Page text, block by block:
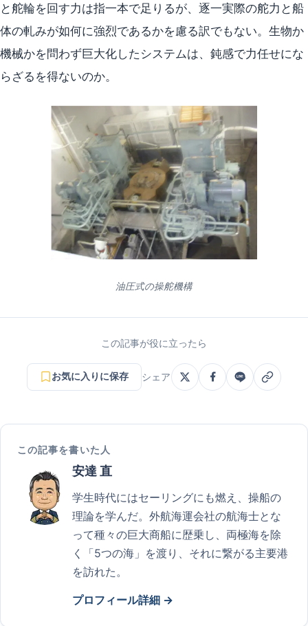
と舵輪を回す力は指一本で足りるが、逐一実際の舵力と船
体の軋みが如何に強烈であるかを慮る訳でもない。生物か
機械かを問わず巨大化したシステムは、鈍感で力任せにな
らざるを得ないのか。
油圧式の操舵機構
この記事が役に立ったら
お気に入りに保存 シェア
この記事を書いた人
安達 直
学生時代にはセーリングにも燃え、操船の
理論を学んだ。外航海運会社の航海士とな
って種々の巨大商船に歴乗し、両極海を除
く「5つの海」を渡り、それに繋がる主要港
を訪れた。
プロフィール詳細 →